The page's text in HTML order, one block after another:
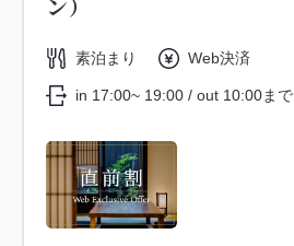
ン）
素泊まり Web決済
in 17:00~ 19:00 / out 10:00まで